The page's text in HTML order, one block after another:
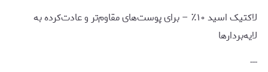
لاکتیک اسید ۱۰٪ – برای پوست‌های مقاوم‌تر و عادت‌کرده به
لایه‌بردارها
---